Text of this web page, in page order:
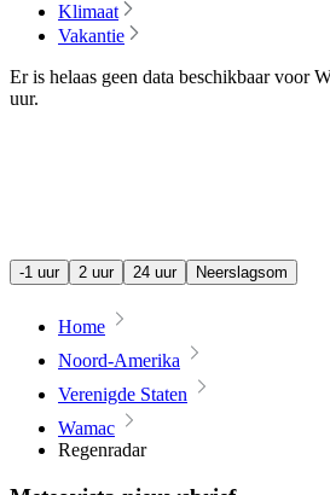
Klimaat
Vakantie
Er is helaas geen data beschikbaar voor
uur.
-1 uur 2 uur 24 uur Neerslagsom
Home
Noord-Amerika
Verenigde Staten
Wamac
Regenradar